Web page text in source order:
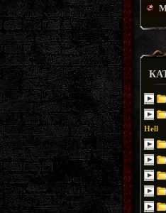
Hell